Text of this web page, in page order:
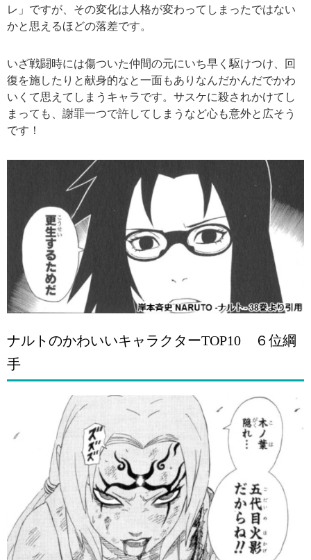
レ」ですが、その変化は人格が変わってしまったではない
かと思えるほどの落差です。
いざ戦闘時には傷ついた仲間の元にいち早く駆けつけ、回
復を施したりと献身的なと一面もありなんだかんだでかわ
いくて思えてしまうキャラです。サスケに殺されかけてし
まっても、謝罪一つで許してしまうなど心も意外と広そう
です！
ナルトのかわいいキャラクターTOP10 ６位綱
手